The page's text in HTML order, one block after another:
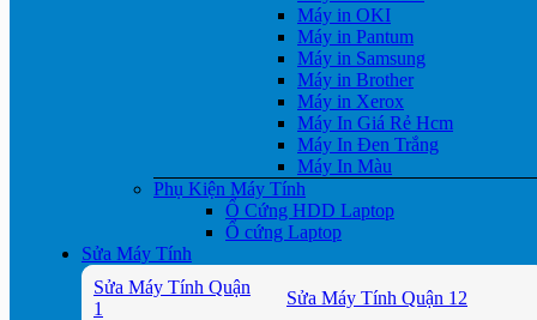
Máy in OKI
Máy in Pantum
Máy in Samsung
Máy in Brother
Máy in Xerox
Máy In Giá Rẻ Hcm
Máy In Đen Trắng
Máy In Màu
Phụ Kiện Máy Tính
Ổ Cứng HDD Laptop
Ổ cứng Laptop
Sửa Máy Tính
Sửa Máy Tính Quận
1
Sửa Máy Tính Quận 12